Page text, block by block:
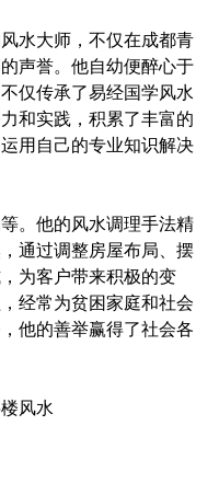
水大师，不仅在成都青
声誉。他自幼便醉心于
仅传承了易经国学风水
和实践，积累了丰富的
用自己的专业知识解决
。他的风水调理手法精
通过调整房屋布局、摆
为客户带来积极的变
经常为贫困家庭和社会
他的善举赢得了社会各
风水